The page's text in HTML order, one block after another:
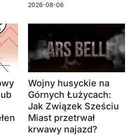
2026-08-06
Wojny husyckie na
Górnych Łużycach:
Jak Związek Sześciu
Miast przetrwał
krwawy najazd?